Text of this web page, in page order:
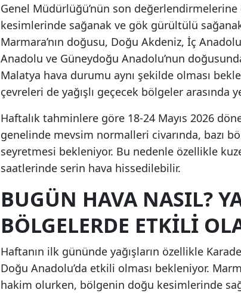
Genel Müdürlüğü’nün son
kesimlerinde sağanak ve gök gürültülü
Marmara’nın doğusu, Doğu Akdeniz, İç
Anadolu ve Güneydoğu Anadolu’nun
Malatya hava durumu aynı şekilde olması
çevreleri de yağışlı geçecek bölgeler arasında
Haftalık tahminlere göre 18-24 Mayıs 2026
genelinde mevsim normalleri civarında, bazı
seyretmesi bekleniyor. Bu nedenle özellikle
saatlerinde serin hava hissedilebilir.
BUGÜN HAVA NASIL?
BÖLGELERDE ETKILI
Haftanın ilk gününde yağışların özellikle
Doğu Anadolu’da etkili olması bekleniyor.
hakim olurken, bölgenin doğu kesimlerinde